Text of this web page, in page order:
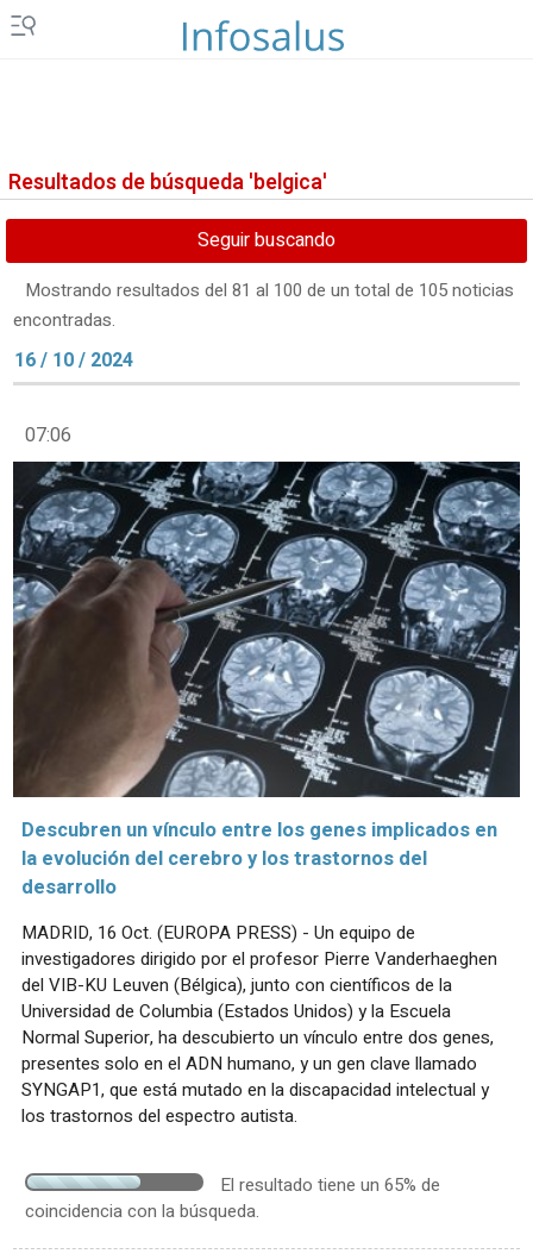
Resultados de búsqueda 'belgica'
Seguir buscando
Mostrando resultados del 81 al 100 de un total de 105 noticias
encontradas.
16 / 10 / 2024
07:06
Descubren un vínculo entre los genes implicados en
la evolución del cerebro y los trastornos del
desarrollo
MADRID, 16 Oct. (EUROPA PRESS) - Un equipo de
investigadores dirigido por el profesor Pierre Vanderhaeghen
del VIB-KU Leuven (Bélgica), junto con científicos de la
Universidad de Columbia (Estados Unidos) y la Escuela
Normal Superior, ha descubierto un vínculo entre dos genes,
presentes solo en el ADN humano, y un gen clave llamado
SYNGAP1, que está mutado en la discapacidad intelectual y
los trastornos del espectro autista.
El resultado tiene un 65% de
coincidencia con la búsqueda.